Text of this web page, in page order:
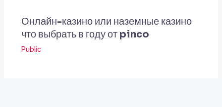
Онлайн-казино или наземные казино
что выбрать в году от pinco
Public